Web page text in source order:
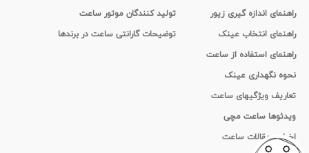
راهنمای اندازه گیری زیور
راهنمای انتخاب عینک
راهنمای استفاده از ساعت
نحوه نگهداری عینک
تعاریف ویژگیهای ساعت
ویدئوها ساعت مچی
اخبار و مقالات ساعت
تولید کنندگان موتور ساعت
توضیحات گارانتی ساعت در برندها